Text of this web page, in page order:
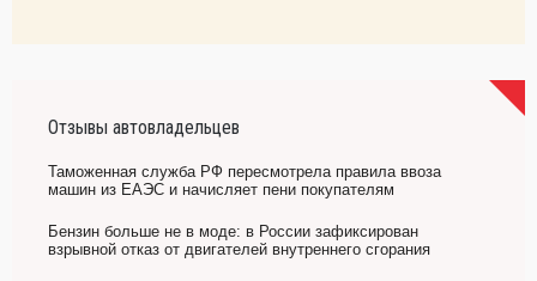
Отзывы автовладельцев
Таможенная служба РФ пересмотрела правила ввоза
машин из ЕАЭС и начисляет пени покупателям
Бензин больше не в моде: в России зафиксирован
взрывной отказ от двигателей внутреннего сгорания